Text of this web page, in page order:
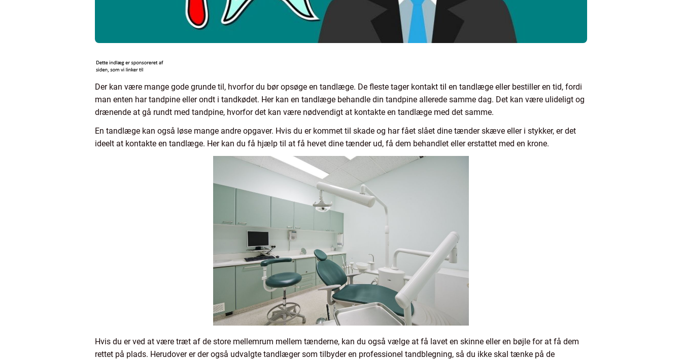
Der kan være mange gode grunde til, hvorfor du bør opsøge en tandlæge. De fleste tager kontakt til en tandlæge eller bestiller en tid, fordi
man enten har tandpine eller ondt i tandkødet. Her kan en tandlæge behandle din tandpine allerede samme dag. Det kan være ulideligt og
drænende at gå rundt med tandpine, hvorfor det kan være nødvendigt at kontakte en tandlæge med det samme.
En tandlæge kan også løse mange andre opgaver. Hvis du er kommet til skade og har fået slået dine tænder skæve eller i stykker, er det
ideelt at kontakte en tandlæge. Her kan du få hjælp til at få hevet dine tænder ud, få dem behandlet eller erstattet med en krone.
Hvis du er ved at være træt af de store mellemrum mellem tænderne, kan du også vælge at få lavet en skinne eller en bøjle for at få dem
rettet på plads. Herudover er der også udvalgte tandlæger som tilbyder en professionel tandblegning, så du ikke skal tænke på de